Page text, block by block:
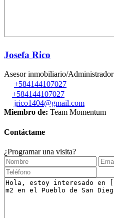
Josefa Rico
Asesor inmobiliario/Administrador
+584144107027
+584144107027
jrico1404@gmail.com
Miembro de: Team Momentum
Contáctame
¿Programar una visita?